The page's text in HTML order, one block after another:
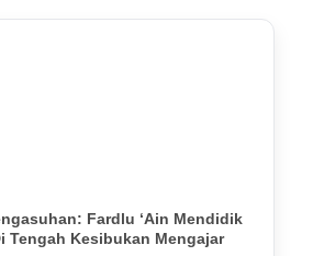
Fardlu ‘Ain Mendidik
Tengah Kesibukan Mengajar